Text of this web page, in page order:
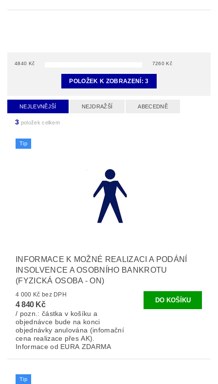
4840 Kč 7260 Kč
POLOŽEK K ZOBRAZENÍ:3
NEJLEVNĚJŠÍ NEJDRAŽŠÍ ABECEDNĚ
3 položek celkem
Tip
INFORMACE K MOŽNÉ REALIZACI A PODÁNÍ
INSOLVENCE A OSOBNÍHO BANKROTU
(FYZICKÁ OSOBA - ON)
4 000 Kč bez DPH
4 840 Kč
/ pozn.: částka v košíku a
objednávce bude na konci
objednávky anulována (infomační
cena realizace přes AK).
Informace od EURA ZDARMA
Tip